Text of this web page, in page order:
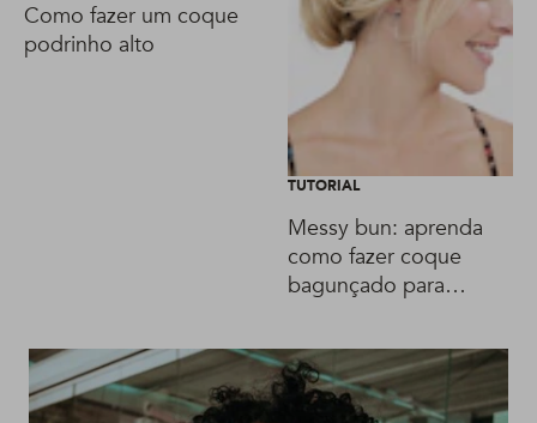
Como fazer um coque
podrinho alto
TUTORIAL
Messy bun: aprenda
como fazer coque
bagunçado para